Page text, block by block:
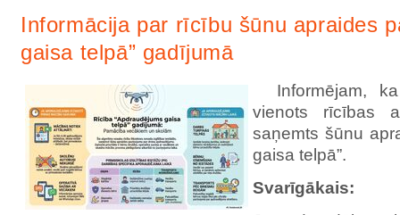
Informācija par rīcību šūnu apraides
gaisa telpā” gadījumā
Informējam,
vienots rīcības
saņemts šūnu
gaisa telpā”.
Svarīgākais: